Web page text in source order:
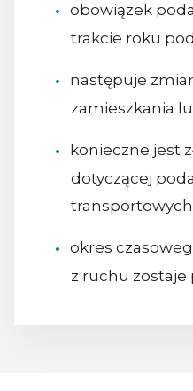
obowiązek
trakcie roku
następuje
zamieszkania
konieczne jest
dotyczącej
okres
z ruchu zostaje